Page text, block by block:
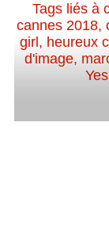
Tags liés à
cannes 2018,
girl , heureux
d'image,